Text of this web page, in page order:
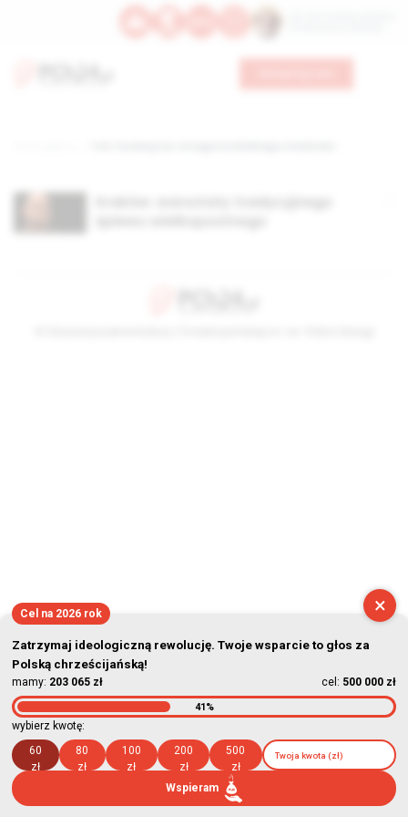
×
Cel na 2026 rok
Zatrzymaj ideologiczną rewolucję. Twoje wsparcie to głos za
Polską chrześcijańską!
mamy: 203 065 zł cel: 500 000 zł
41%
wybierz kwotę:
60
zł
80
zł
100
zł
200
zł
500
zł
Wspieram